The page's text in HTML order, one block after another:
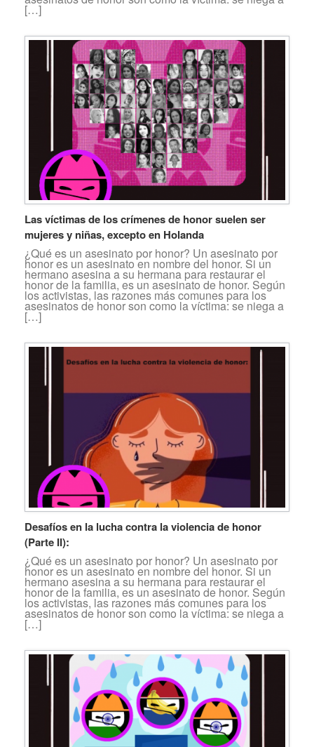
[…]
Las víctimas de los crímenes de honor suelen ser
mujeres y niñas, excepto en Holanda
¿Qué es un asesinato por honor? Un asesinato por
honor es un asesinato en nombre del honor. Si un
hermano asesina a su hermana para restaurar el
honor de la familia, es un asesinato de honor. Según
los activistas, las razones más comunes para los
asesinatos de honor son como la víctima: se niega a
[…]
Desafíos en la lucha contra la violencia de honor
(Parte II):
¿Qué es un asesinato por honor? Un asesinato por
honor es un asesinato en nombre del honor. Si un
hermano asesina a su hermana para restaurar el
honor de la familia, es un asesinato de honor. Según
los activistas, las razones más comunes para los
asesinatos de honor son como la víctima: se niega a
[…]